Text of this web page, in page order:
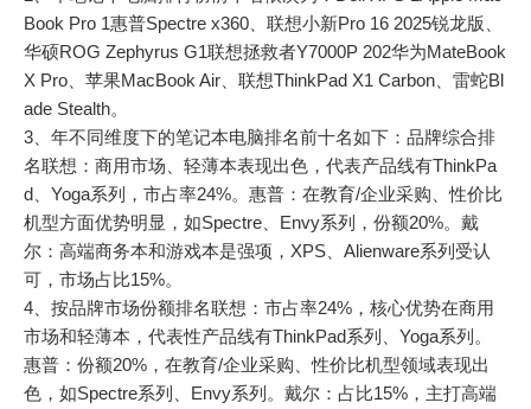
Book Pro 1惠普Spectre x360、联想小新Pro 16 2025锐龙版、
华硕ROG Zephyrus G1联想拯救者Y7000P 202华为MateBook
X Pro、苹果MacBook Air、联想ThinkPad X1 Carbon、雷蛇Bl
ade Stealth。
3、年不同维度下的笔记本电脑排名前十名如下：品牌综合排
名联想：商用市场、轻薄本表现出色，代表产品线有ThinkPa
d、Yoga系列，市占率24%。惠普：在教育/企业采购、性价比
机型方面优势明显，如Spectre、Envy系列，份额20%。戴
尔：高端商务本和游戏本是强项，XPS、Alienware系列受认
可，市场占比15%。
4、按品牌市场份额排名联想：市占率24%，核心优势在商用
市场和轻薄本，代表性产品线有ThinkPad系列、Yoga系列。
惠普：份额20%，在教育/企业采购、性价比机型领域表现出
色，如Spectre系列、Envy系列。戴尔：占比15%，主打高端